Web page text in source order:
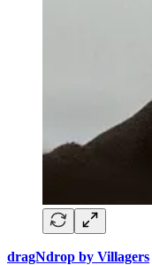
dragNdrop by Villagers